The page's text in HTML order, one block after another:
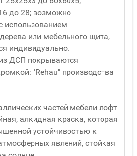
до 28; возможно
использованием
или мебельного щита,
индивидуально.
ДСП покрываются
"Rehau" производства
частей мебели лофт
алкидная краска, которая
устойчивостью к
явлений, стойкая